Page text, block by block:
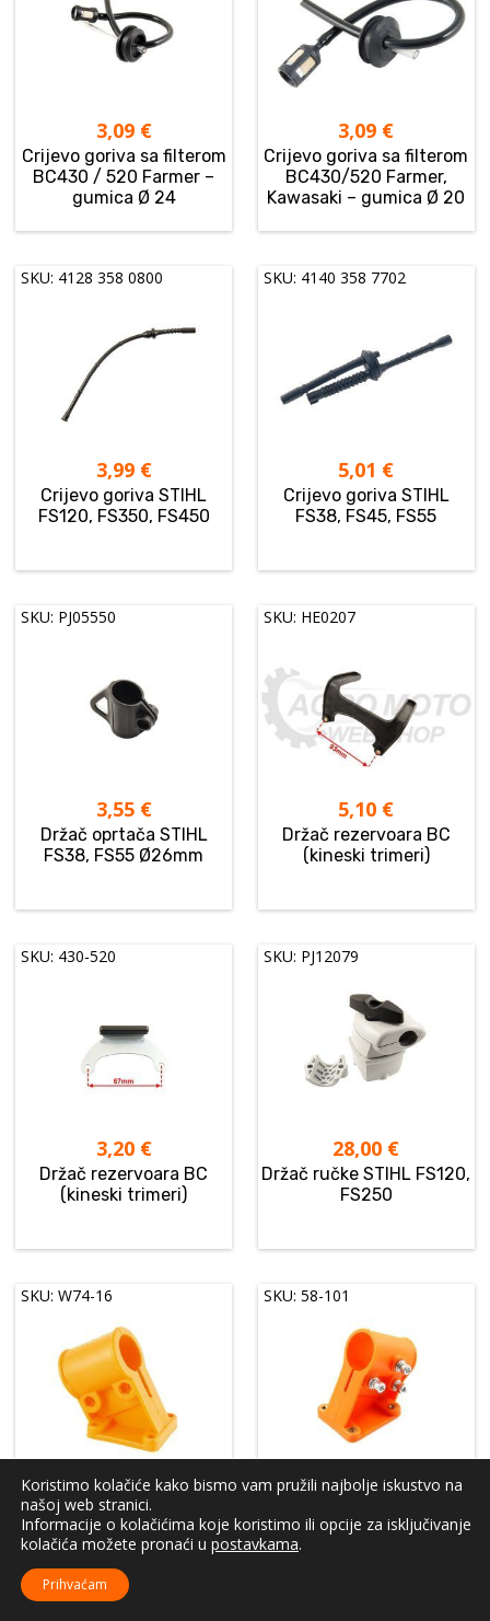
3,09 €
Crijevo goriva sa filterom
BC430 / 520 Farmer –
gumica Ø 24
3,09 €
Crijevo goriva sa filterom
BC430/520 Farmer,
Kawasaki – gumica Ø 20
SKU: 4128 358 0800
3,99 €
Crijevo goriva STIHL
FS120, FS350, FS450
SKU: 4140 358 7702
5,01 €
Crijevo goriva STIHL
FS38, FS45, FS55
SKU: PJ05550
3,55 €
Držač oprtača STIHL
FS38, FS55 Ø26mm
SKU: HE0207
5,10 €
Držač rezervoara BC
(kineski trimeri)
SKU: 430-520
3,20 €
Držač rezervoara BC
(kineski trimeri)
SKU: PJ12079
28,00 €
Držač ručke STIHL FS120,
FS250
SKU: W74-16
3,51€
Držač štitnika glave
flaksa Farmer Ø 26
SKU: 58-101
3,69 €
Držač štitnika glave
flaksa Farmer Ø 28mm
Koristimo kolačiće kako bismo vam pružili najbolje iskustvo na
našoj web stranici.
Informacije o kolačićima koje koristimo ili opcije za isključivanje
kolačića možete pronaći u postavkama.
Prihvaćam